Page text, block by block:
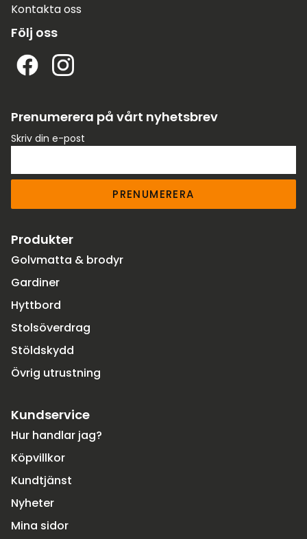
Kontakta oss
Följ oss
Prenumerera på vårt nyhetsbrev
Skriv din e-post
PRENUMERERA
Produkter
Golvmatta & brodyr
Gardiner
Hyttbord
Stolsöverdrag
Stöldskydd
Övrig utrustning
Kundservice
Hur handlar jag?
Köpvillkor
Kundtjänst
Nyheter
Mina sidor